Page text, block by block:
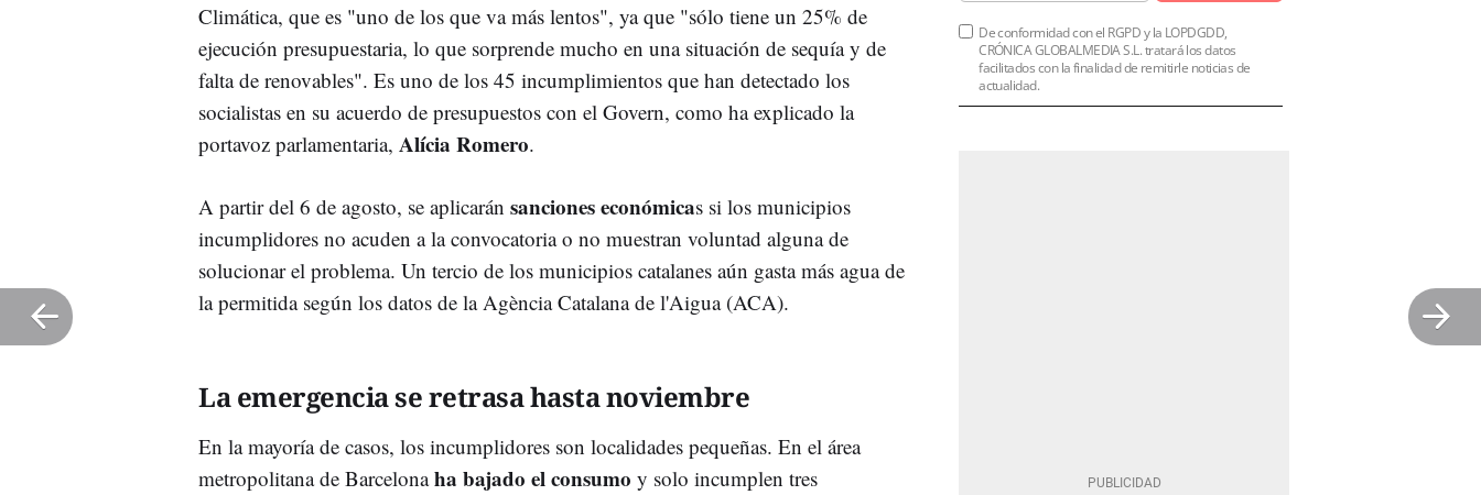
Climática, que es "uno de los que va más lentos", ya que "sólo tiene un 25% de
ejecución presupuestaria, lo que sorprende mucho en una situación de sequía y de
falta de renovables". Es uno de los 45 incumplimientos que han detectado los
socialistas en su acuerdo de presupuestos con el Govern, como ha explicado la
portavoz parlamentaria, Alícia Romero.
A partir del 6 de agosto, se aplicarán sanciones económicas si los municipios
incumplidores no acuden a la convocatoria o no muestran voluntad alguna de
solucionar el problema. Un tercio de los municipios catalanes aún gasta más agua de
la permitida según los datos de la Agència Catalana de l'Aigua (ACA).
La emergencia se retrasa hasta noviembre
En la mayoría de casos, los incumplidores son localidades pequeñas. En el área
metropolitana de Barcelonaha bajado el consumo y solo incumplen tres
De conformidad con el RGPD y la LOPDGDD,
CRÓNICA GLOBALMEDIA S.L. tratará los datos
facilitados con la finalidad de remitirle noticias de
actualidad.